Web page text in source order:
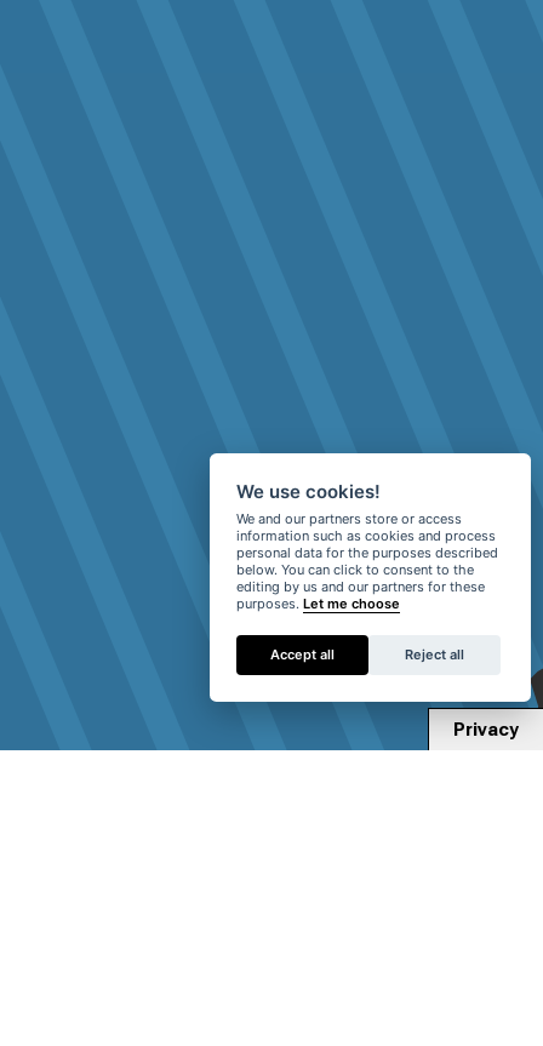
Privacy
We use cookies!
We and our partners store or access
information such as cookies and process
personal data for the purposes described
below. You can click to consent to the
editing by us and our partners for these
purposes.Let me choose
Accept all Reject all